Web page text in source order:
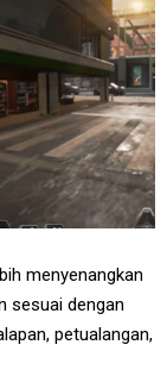
menyenangkan
sesuai dengan
petualangan,